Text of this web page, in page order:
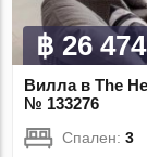
฿ 26
Вилла в The
№ 133276
Спален:3